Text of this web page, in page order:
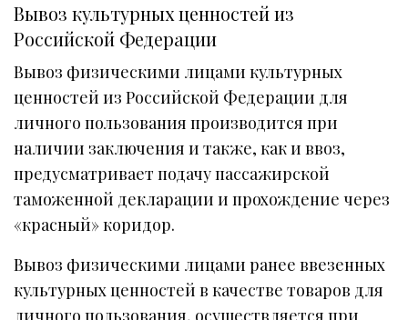
Вывоз культурных ценностей из
Российской Федерации
Вывоз физическими лицами культурных
ценностей из Российской Федерации для
личного пользования производится при
наличии заключения и также, как и ввоз,
предусматривает подачу пассажирской
таможенной декларации и прохождение через
«красный» коридор.
Вывоз физическими лицами ранее ввезенных
культурных ценностей в качестве товаров для